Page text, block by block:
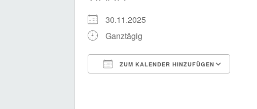
30.11.2025
Ganztägig
ZUM KALENDER HINZUFÜGEN